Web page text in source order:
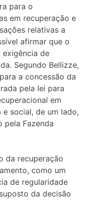
para o
em recuperação e
relativas a
afirmar que o
exigência de
Segundo Bellizze,
a concessão da
pela lei para
em
social, de um lado,
pela Fazenda
da recuperação
como um
de regularidade
da decisão